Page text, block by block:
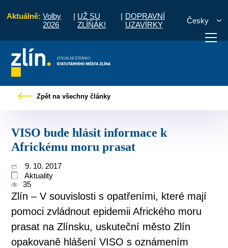
Aktuálně: Volby
2026
| UŽ SU
ZLÍŇÁK!
| DOPRAVNÍ
UZAVÍRKY
Česky
vyřídit Potřebuji zaplatit
Zpět na všechny články
VISO bude hlásit informace k
Africkému moru prasat
9. 10. 2017
Aktuality
35
Zlín – V souvislosti s opatřeními, které mají
pomoci zvládnout epidemii Afrického moru
prasat na Zlínsku, uskuteční město Zlín
opakovaně hlášení VISO s oznámením